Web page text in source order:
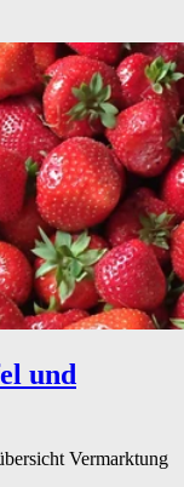
und
Vermarktung